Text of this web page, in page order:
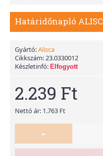
Gyártó:Alisca
Cikkszám:23.0330012
Készletinfó: Elfogyott
2.239 Ft
Nettó ár: 1.763 Ft
-